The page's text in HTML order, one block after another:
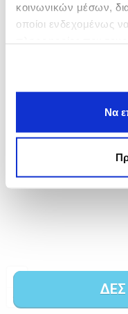
κοινωνικών μέσων,
οποίοι ενδεχομένως
Να
ΔΕΣ